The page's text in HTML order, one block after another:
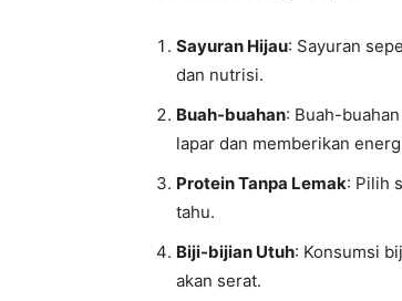
Sayuran Hijau: Sayuran
dan nutrisi.
Buah-buahan: Buah-
lapar dan memberikan
Protein Tanpa Lemak: Pilih
tahu.
Biji-bijian Utuh: Konsumsi
akan serat.